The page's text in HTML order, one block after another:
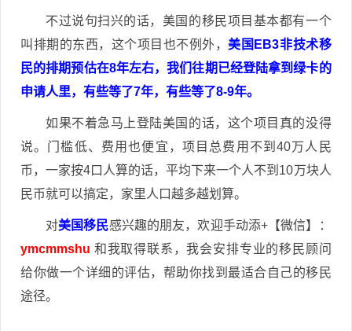
不过说句扫兴的话，美国的移民项目基本都有一个
叫排期的东西，这个项目也不例外，美国EB3非技术移
民的排期预估在8年左右，我们往期已经登陆拿到绿卡的
申请人里，有些等了7年，有些等了8-9年。
如果不着急马上登陆美国的话，这个项目真的没得
说。门槛低、费用也便宜，项目总费用不到40万人民
币，一家按4口人算的话，平均下来一个人不到10万块人
民币就可以搞定，家里人口越多越划算。
对美国移民感兴趣的朋友，欢迎手动添+【微信】：
ymcmmshu 和我取得联系，我会安排专业的移民顾问
给你做一个详细的评估，帮助你找到最适合自己的移民
途径。